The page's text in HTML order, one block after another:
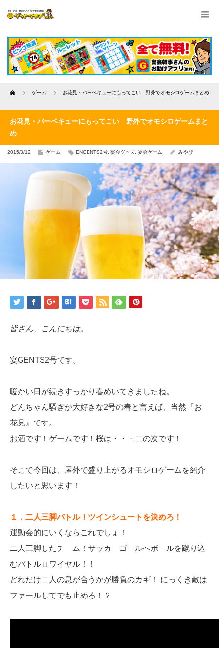
Home ゲーム お花見・バーベキューにもってこい 野外でオモシロゲームまとめ
お花見・バーベキューにもってこい 野外でオモシロゲームまと
め
2015/3/12 ゲーム ENGENTS2号 宴会グッズ 宴会ゲーム みやび
皆さん、こんにちは。
宴GENTS2号です。
暖かい日が続きすっかり春めいてきましたね。
どんちゃん騒ぎが大好きな2号の春と言えば、当然『お
花見』です。
お酒です！ゲームです！桜は・・・二の次です！
そこで今回は、屋外で盛り上がるオモシロゲームを紹介
したいと思います！
１．二人三脚バトル！ツインシュートを決めろ！
運動会的にいくならこれでしょ！
二人三脚したチーム！サッカーゴールへボールを蹴り込
むバトルロワイヤル！！
どれだけ二人の息が合うかが勝負のカギ！ にっくき敵は
ファールしてでも止めろ！？